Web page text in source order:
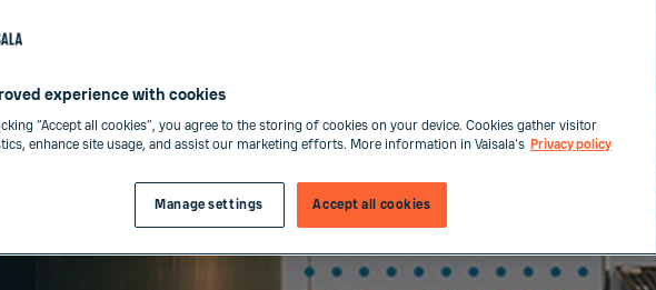
experience with cookies
“Accept all cookies”, you agree to the storing of cookies on your device. Cookies gather visitor
enhance site usage, and assist our marketing efforts. More information in Vaisala's Privacy policy
Accept all cookies
Manage settings